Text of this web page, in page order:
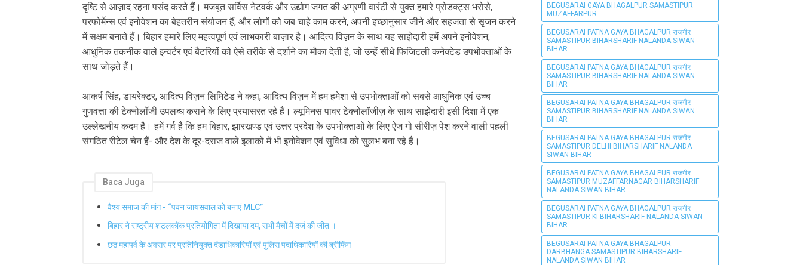
दृष्टि से आज़ाद रहना पसंद करते हैं। मजबूत सर्विस नेटवर्क और उद्योग जगत की अग्रणी वारंटी से युक्त हमारे प्रोडक्ट्स भरोसे,
परफोर्मेन्स एवं इनोवेशन का बेहतरीन संयोजन हैं, और लोगों को जब चाहे काम करने, अपनी इच्छानुसार जीने और सहजता से सृजन करने
में सक्षम बनाते हैं। बिहार हमारे लिए महत्वपूर्ण एवं लाभकारी बाज़ार है। आदित्य विज़न के साथ यह साझेदारी हमें अपने इनोवेशन,
आधुनिक तकनीक वाले इन्वर्टर एवं बैटरियों को ऐसे तरीके से दर्शाने का मौका देती है, जो उन्हें सीधे फिजिटली कनेक्टेड उपभोक्ताओं के
साथ जोड़ते हैं।
आकर्ष सिंह, डायरेक्टर, आदित्य विज़न लिमिटेड ने कहा, आदित्य विज़न में हम हमेशा से उपभोक्ताओं को सबसे आधुनिक एवं उच्च
गुणवत्ता की टेक्नोलॉजी उपलब्ध कराने के लिए प्रयासरत रहे हैं। ल्यूमिनस पावर टेक्नोलॉजीज़ के साथ साझेदारी इसी दिशा में एक
उल्लेखनीय कदम है। हमें गर्व है कि हम बिहार, झारखण्ड एवं उत्तर प्रदेश के उपभोक्ताओं के लिए ऐज गो सीरीज़ पेश करने वाली पहली
संगठित रीटेल चेन हैं- और देश के दूर-दराज वाले इलाकों में भी इनोवेशन एवं सुविधा को सुलभ बना रहे हैं।
Baca Juga
वैश्य समाज की मांग - “पवन जायसवाल को बनाएं MLC”
बिहार ने राष्ट्रीय शटलकॉक प्रतियोगिता में दिखाया दम, सभी मैचों में दर्ज की जीत ।
छठ महापर्व के अवसर पर प्रतिनियुक्त दंडाधिकारियों एवं पुलिस पदाधिकारियों की ब्रीफिंग
BEGUSARAI GAYA BHAGALPUR SAMASTIPUR
MUZAFFARPUR
BEGUSARAI PATNA GAYA BHAGALPUR राजगीर
SAMASTIPUR BIHARSHARIF NALANDA SIWAN
BIHAR
BEGUSARAI PATNA GAYA BHAGALPUR राजगीर
SAMASTIPUR BIHARSHARIF NALANDA SIWAN
BIHAR
BEGUSARAI PATNA GAYA BHAGALPUR राजगीर
SAMASTIPUR BIHARSHARIF NALANDA SIWAN
BIHAR
BEGUSARAI PATNA GAYA BHAGALPUR राजगीर
SAMASTIPUR DELHI BIHARSHARIF NALANDA
SIWAN BIHAR
BEGUSARAI PATNA GAYA BHAGALPUR राजगीर
SAMASTIPUR MUZAFFARNAGAR BIHARSHARIF
NALANDA SIWAN BIHAR
BEGUSARAI PATNA GAYA BHAGALPUR राजगीर
SAMASTIPUR KI BIHARSHARIF NALANDA SIWAN
BIHAR
BEGUSARAI PATNA GAYA BHAGALPUR
DARBHANGA SAMASTIPUR BIHARSHARIF
NALANDA SIWAN BIHAR